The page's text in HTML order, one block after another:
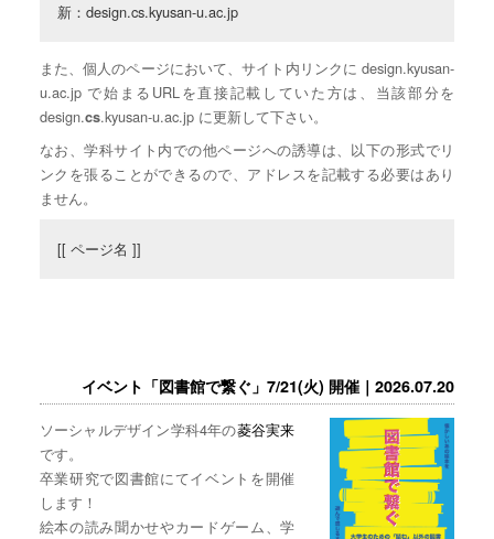
新：design.cs.kyusan-u.ac.jp
また、個人のページにおいて、サイト内リンクに design.kyusan-
u.ac.jp で始まるURLを直接記載していた方は、当該部分を
design.cs.kyusan-u.ac.jp に更新して下さい。
なお、学科サイト内での他ページへの誘導は、以下の形式でリ
ンクを張ることができるので、アドレスを記載する必要はあり
ません。
[[ ページ名 ]]
イベント「図書館で繋ぐ」7/21(火) 開催｜2026.07.20
ソーシャルデザイン学科4年の菱谷実来
です。
卒業研究で図書館にてイベントを開催
します！
絵本の読み聞かせやカードゲーム、学